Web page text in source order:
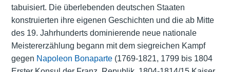
tabuisiert. Die überlebenden deutschen Staaten
konstruierten ihre eigenen Geschichten und die ab Mitte
des 19. Jahrhunderts dominierende neue nationale
Meistererzählung begann mit dem siegreichen Kampf
gegen Napoleon Bonaparte(1769-1821, 1799 bis 1804